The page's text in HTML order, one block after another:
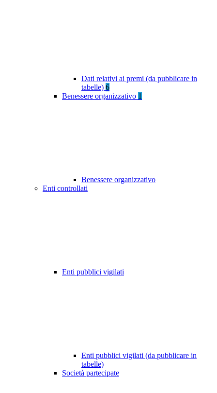
Dati relativi ai premi (da pubblicare in
tabelle) 6
Benessere organizzativo 1
Benessere organizzativo
Enti controllati
Enti pubblici vigilati
Enti pubblici vigilati (da pubblicare in
tabelle)
Società partecipate